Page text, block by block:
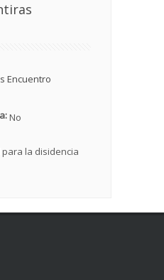
Encuentro
No
la disidencia